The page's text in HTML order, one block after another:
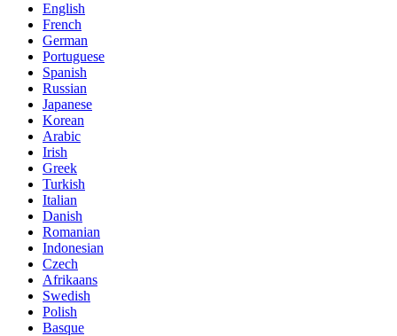
English
French
German
Portuguese
Spanish
Russian
Japanese
Korean
Arabic
Irish
Greek
Turkish
Italian
Danish
Romanian
Indonesian
Czech
Afrikaans
Swedish
Polish
Basque